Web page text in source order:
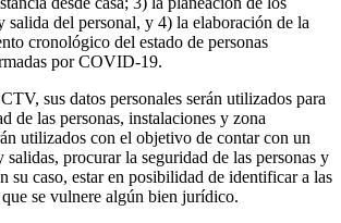
salida del personal, y 4) la elaboración de la
cronológico del estado de personas
por COVID-19.
sus datos personales serán utilizados para
de las personas, instalaciones y zona
utilizados con el objetivo de contar con un
salidas, procurar la seguridad de las personas y
su caso, estar en posibilidad de identificar a las
que se vulnere algún bien jurídico.